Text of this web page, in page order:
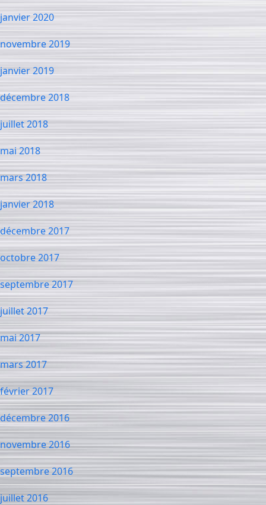
janvier 2020
novembre 2019
janvier 2019
décembre 2018
juillet 2018
mai 2018
mars 2018
janvier 2018
décembre 2017
octobre 2017
septembre 2017
juillet 2017
mai 2017
mars 2017
février 2017
décembre 2016
novembre 2016
septembre 2016
juillet 2016